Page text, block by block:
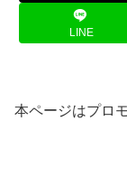
LINE
本ページはプロ